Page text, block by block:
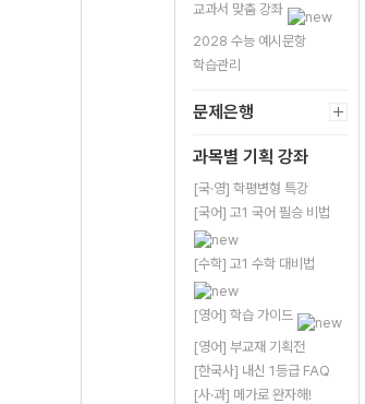
교과서 맞춤 강좌
2028 수능 예시문항
학습관리
문제은행
과목별 기획 강좌
[국·영] 학평변형 특강
[국어] 고1 국어 필승 비법
[수학] 고1 수학 대비법
[영어] 학습 가이드
[영어] 부교재 기획전
[한국사] 내신 1등급 FAQ
[사·과] 메가로 완자해!